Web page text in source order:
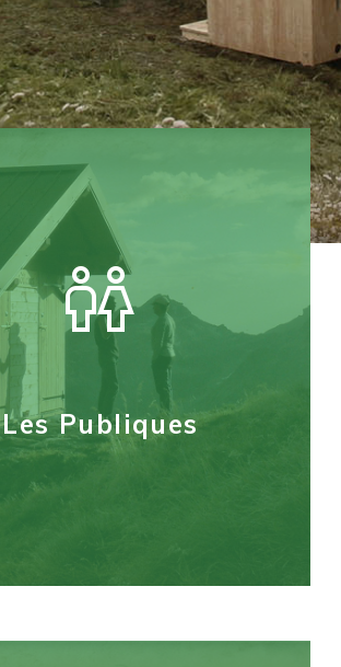
Les Publiques
Des toilettes sèches sur
mesures
Pour vos demandes particulières